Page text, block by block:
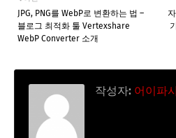
JPG, PNG를 WebP로 변환하는 법 –
블로그 최적화 툴 Vertexshare
WebP Converter 소개
작성자: 어이파